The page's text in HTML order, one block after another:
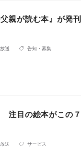
親が読む本』が発
送 告知・募集
注目の絵本がこの
送 サービス